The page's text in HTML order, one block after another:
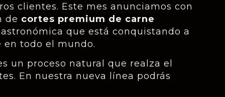
clientes. Este mes anunciamos con
de cortes premium de carne
que está conquistando a
en todo el mundo.
un proceso natural que realza el
En nuestra nueva línea podrás